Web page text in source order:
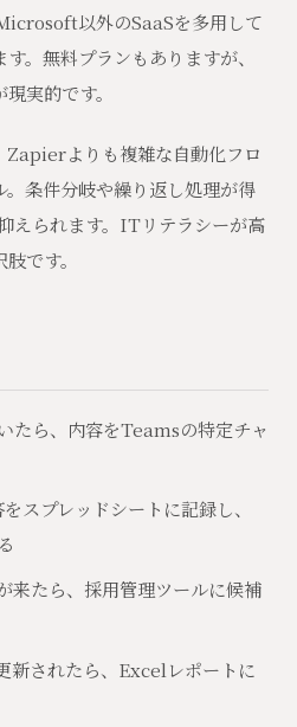
以外のSaaSを多用して
。無料プランもありますが、
実的です。
Zapierよりも複雑な自動化フロ
条件分岐や繰り返し処理が得
えられます。ITリテラシーが高
です。
たら、内容をTeamsの特定チャ
スプレッドシートに記録し、
来たら、採用管理ツールに候補
されたら、Excelレポートに